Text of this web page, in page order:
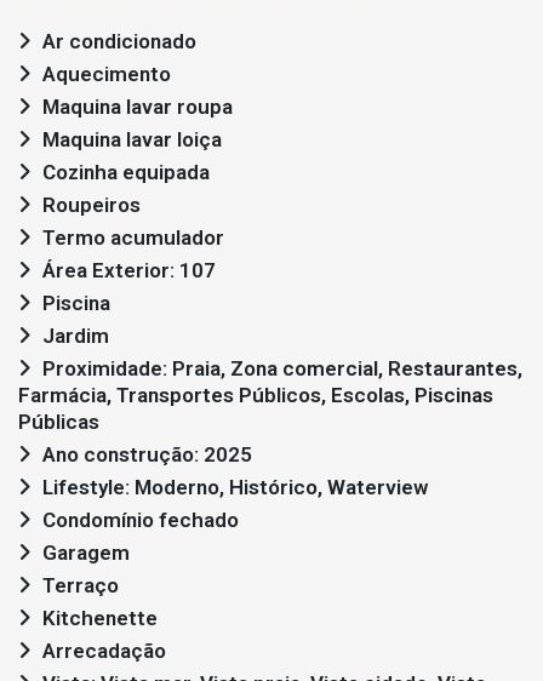
Ar condicionado
Aquecimento
Maquina lavar roupa
Maquina lavar loiça
Cozinha equipada
Roupeiros
Termo acumulador
Área Exterior: 107
Piscina
Jardim
Farmácia, Transportes Públicos, Escolas, Piscinas
Públicas
Ano construção: 2025
Lifestyle: Moderno, Histórico, Waterview
Condomínio fechado
Garagem
Terraço
Kitchenette
Arrecadação